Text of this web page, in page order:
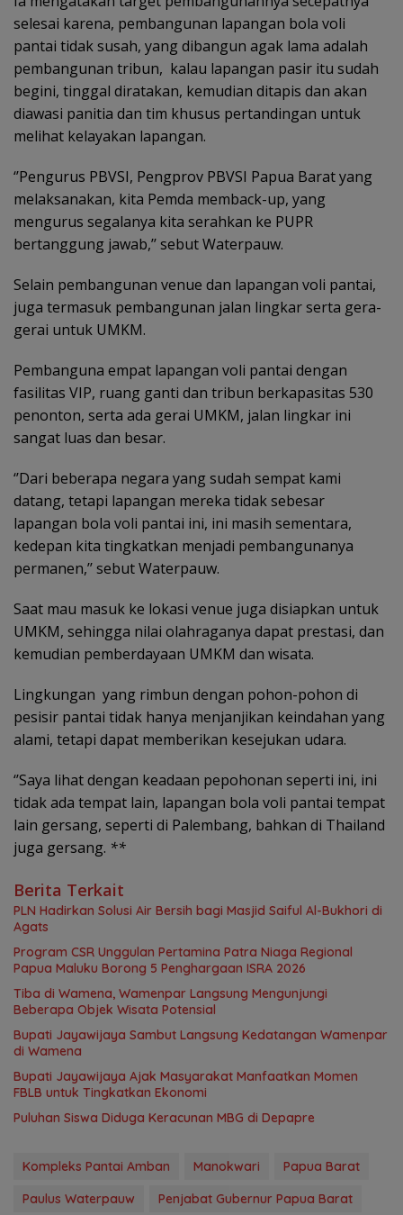
selesai karena, pembangunan lapangan bola voli
pantai tidak susah, yang dibangun agak lama adalah
pembangunan tribun, kalau lapangan pasir itu sudah
begini, tinggal diratakan, kemudian ditapis dan akan
diawasi panitia dan tim khusus pertandingan untuk
melihat kelayakan lapangan.
‘’Pengurus PBVSI, Pengprov PBVSI Papua Barat yang
melaksanakan, kita Pemda memback-up, yang
mengurus segalanya kita serahkan ke PUPR
bertanggung jawab,’’ sebut Waterpauw.
Selain pembangunan venue dan lapangan voli pantai,
juga termasuk pembangunan jalan lingkar serta gera-
gerai untuk UMKM.
Pembanguna empat lapangan voli pantai dengan
fasilitas VIP, ruang ganti dan tribun berkapasitas 530
penonton, serta ada gerai UMKM, jalan lingkar ini
sangat luas dan besar.
‘’Dari beberapa negara yang sudah sempat kami
datang, tetapi lapangan mereka tidak sebesar
lapangan bola voli pantai ini, ini masih sementara,
kedepan kita tingkatkan menjadi pembangunanya
permanen,’’ sebut Waterpauw.
Saat mau masuk ke lokasi venue juga disiapkan untuk
UMKM, sehingga nilai olahraganya dapat prestasi, dan
kemudian pemberdayaan UMKM dan wisata.
Lingkungan yang rimbun dengan pohon-pohon di
pesisir pantai tidak hanya menjanjikan keindahan yang
alami, tetapi dapat memberikan kesejukan udara.
‘’Saya lihat dengan keadaan pepohonan seperti ini, ini
tidak ada tempat lain, lapangan bola voli pantai tempat
lain gersang, seperti di Palembang, bahkan di Thailand
juga gersang. **
Berita Terkait
PLN Hadirkan Solusi Air Bersih bagi Masjid Saiful Al-Bukhori di
Agats
Program CSR Unggulan Pertamina Patra Niaga Regional
Papua Maluku Borong 5 Penghargaan ISRA 2026
Tiba di Wamena, Wamenpar Langsung Mengunjungi
Beberapa Objek Wisata Potensial
Bupati Jayawijaya Sambut Langsung Kedatangan Wamenpar
di Wamena
Bupati Jayawijaya Ajak Masyarakat Manfaatkan Momen
FBLB untuk Tingkatkan Ekonomi
Puluhan Siswa Diduga Keracunan MBG di Depapre
Kompleks Pantai Amban Manokwari
Papua Barat
Paulus Waterpauw
Penjabat Gubernur Papua Barat